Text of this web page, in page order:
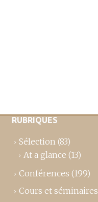
RUBRIQUES
Sélection (83)
At a glance (13)
Conférences (199)
Cours et séminaires